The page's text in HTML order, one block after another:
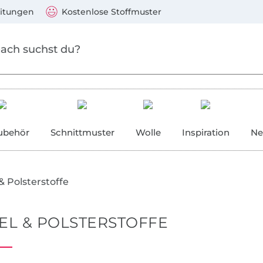
Kostenlose Stoffmuster
Schnittmuster Wolle Inspiration
Polsterstoffe
& POLSTERSTOFFE
Mastercard, PayPal, Giropay, Kauf auf Rechnung,